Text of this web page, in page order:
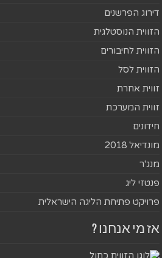
דירוג הפרשנים
הזווית הנוסטלגית
הזווית לחיבורים
הזווית לסל
זווית אחרת
זווית המערכת
חידונים
מונדיאל 2018
מנג'ר
פנטזי ליג
פרויקט פתיחת הליגה הישראלית
אז מי אנחנו ?